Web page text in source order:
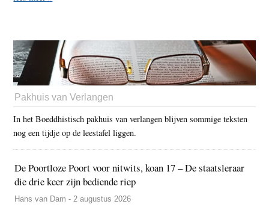
Pakhuis van Verlangen
In het Boeddhistisch pakhuis van verlangen blijven sommige teksten
nog een tijdje op de leestafel liggen.
De Poortloze Poort voor nitwits, koan 17 – De staatsleraar
die drie keer zijn bediende riep
Hans van Dam - 2 augustus 2026